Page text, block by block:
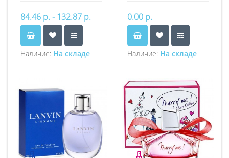
84.46 р. - 132.87 р.
Наличие: На складе
0.00 р.
Наличие: На складе